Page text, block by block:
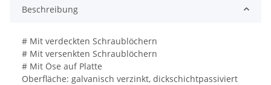
Beschreibung
# Mit verdeckten Schraublöchern
# Mit versenkten Schraublöchern
# Mit Öse auf Platte
Oberfläche: galvanisch verzinkt, dickschichtpassiviert